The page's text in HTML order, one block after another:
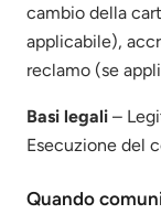
cambio della
applicabile),
reclamo (se
Basi legali –
Esecuzione del
Quando